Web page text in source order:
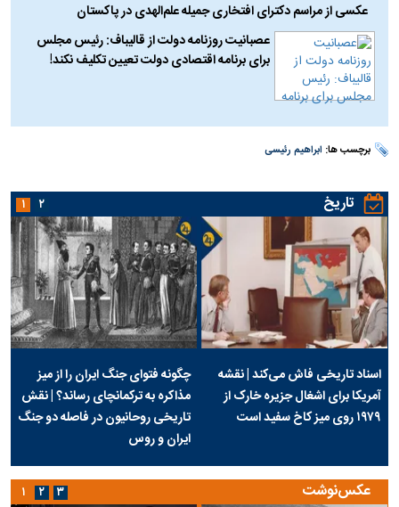
عکسی از مراسم دکترای افتخاری جمیله علم‌الهدی در پاکستان
عصبانیت روزنامه دولت از قالیباف: رئیس مجلس
برای برنامه اقتصادی دولت تعیین تکلیف نکند!
برچسب ها: ابراهیم رئیسی
تاریخ
اسناد تاریخی فاش می‌کند | نقشه
آمریکا برای اشغال جزیره خارک از
۱۹۷۹ روی میز کاخ سفید است
چگونه فتوای جنگ ایران را از میز
مذاکره به ترکمانچای رساند؟ | نقش
تاریخی روحانیون در فاصله دو جنگ
ایران و روس
۱ ۲
عکس‌نوشت ۱ ۲ ۳